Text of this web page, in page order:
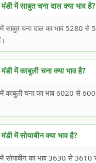
में साबुत चना दाल क्या भाव है?
साबुत चना दाल का भाव 5280 से
में काबुली चना क्या भाव है?
काबुली चना का भाव 6020 से
में सोयाबीन क्या भाव है?
सोयाबीन का भाव 3630 से 3610